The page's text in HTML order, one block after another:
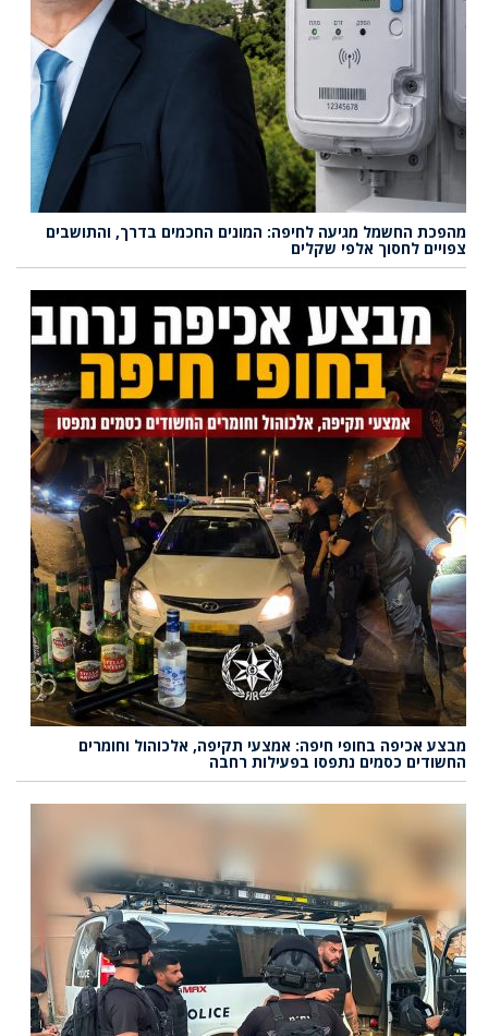
מהפכת החשמל מגיעה לחיפה: המונים החכמים בדרך, והתושבים
צפויים לחסוך אלפי שקלים
מבצע אכיפה בחופי חיפה: אמצעי תקיפה, אלכוהול וחומרים
החשודים כסמים נתפסו בפעילות רחבה